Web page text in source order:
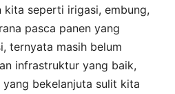
kita seperti irigasi, embung,
pasca panen yang
ternyata masih belum
infrastruktur yang baik,
bekelanjuta sulit kita